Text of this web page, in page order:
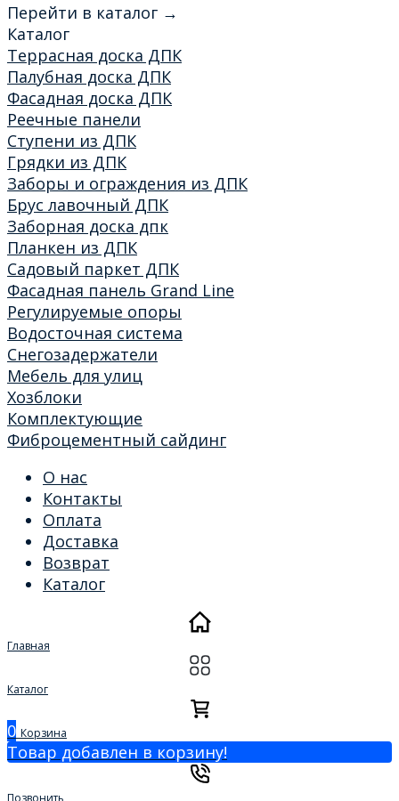
Перейти в каталог →
Каталог
Террасная доска ДПК
Палубная доска ДПК
Фасадная доска ДПК
Реечные панели
Ступени из ДПК
Грядки из ДПК
Заборы и ограждения из ДПК
Брус лавочный ДПК
Заборная доска дпк
Планкен из ДПК
Садовый паркет ДПК
Фасадная панель Grand Line
Регулируемые опоры
Водосточная система
Снегозадержатели
Мебель для улиц
Хозблоки
Комплектующие
Фиброцементный сайдинг
О нас
Контакты
Оплата
Доставка
Возврат
Каталог
Главная
Каталог
0 Корзина
Товар добавлен в корзину!
Позвонить